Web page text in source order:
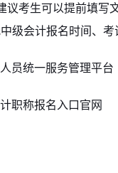
考生可以提前填写
级会计报名时间、考